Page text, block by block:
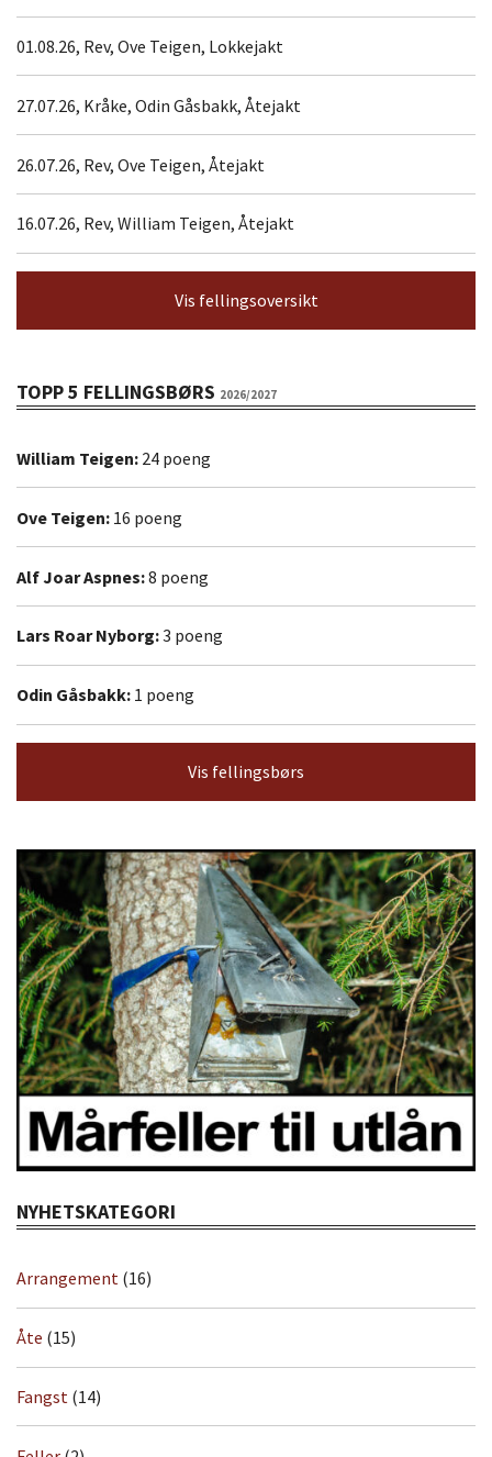
01.08.26, Rev, Ove Teigen, Lokkejakt
27.07.26, Kråke, Odin Gåsbakk, Åtejakt
26.07.26, Rev, Ove Teigen, Åtejakt
16.07.26, Rev, William Teigen, Åtejakt
Vis fellingsoversikt
TOPP 5 FELLINGSBØRS 2026/2027
William Teigen: 24 poeng
Ove Teigen: 16 poeng
Alf Joar Aspnes:8 poeng
Lars Roar Nyborg:3 poeng
Odin Gåsbakk: 1 poeng
Vis fellingsbørs
NYHETSKATEGORI
Arrangement (16)
Åte (15)
Fangst (14)